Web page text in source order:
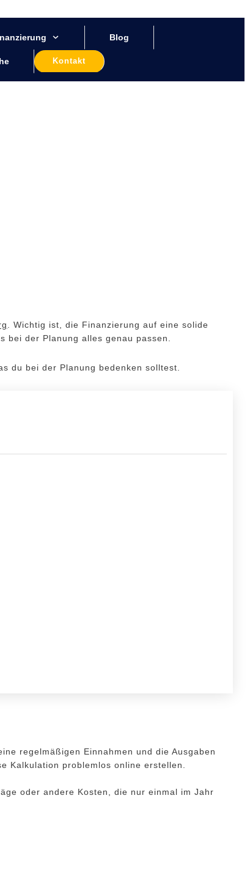
Blog
Kontakt
. Wichtig ist, die Finanzierung auf eine solide
der Planung alles genau passen.
du bei der Planung bedenken solltest.
regelmäßigen Einnahmen und die Ausgaben
Kalkulation problemlos online erstellen.
oder andere Kosten, die nur einmal im Jahr